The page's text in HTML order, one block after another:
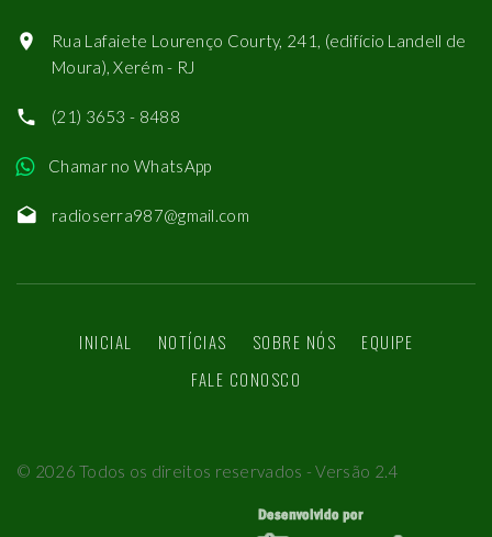
Rua Lafaiete Lourenço Courty, 241, (edifício Landell de
Moura), Xerém - RJ
(21) 3653 - 8488
Chamar no WhatsApp
radioserra987@gmail.com
INICIAL NOTÍCIAS SOBRE NÓS
EQUIPE
FALE CONOSCO
© 2026 Todos os direitos reservados - Versão 2.4